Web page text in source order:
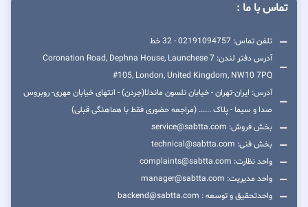
تماس با ما :
تلفن تماس: 02191094757 - 32 خط
آدرس دفتر لندن: 7 Coronation Road, Dephna House, Launchese
#105, London, United Kingdom, NW10 7PQ
آدرس: ایران-تهران - خیابان نلسون ماندلا(جردن) - انتهای خیابان مهری- روبروس
صدا و سیما - پلاک ...... (مراجعه حضوری فقط با هماهنگی قبلی)
بخش فروش: service@sabtta.com
بخش فنی: technical@sabtta.com
واحد نظارت: complaints@sabtta.com
واحد مدیریت: manager@sabtta.com
واحدتحقیق و توسعه : backend@sabtta.com